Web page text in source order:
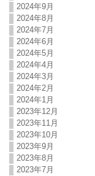
2024年9月
2024年8月
2024年7月
2024年6月
2024年5月
2024年4月
2024年3月
2024年2月
2024年1月
2023年12月
2023年11月
2023年10月
2023年9月
2023年8月
2023年7月